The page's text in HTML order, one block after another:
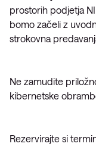
prostorih podjetja
bomo začeli z
strokovna
Ne zamudite
kibernetske
Rezervirajte si